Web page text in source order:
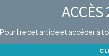
ACCÈS
Pour lire cet article et accéder à